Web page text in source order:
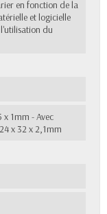
en fonction de la
et logicielle
du
x 1mm - Avec
x 32 x 2,1mm